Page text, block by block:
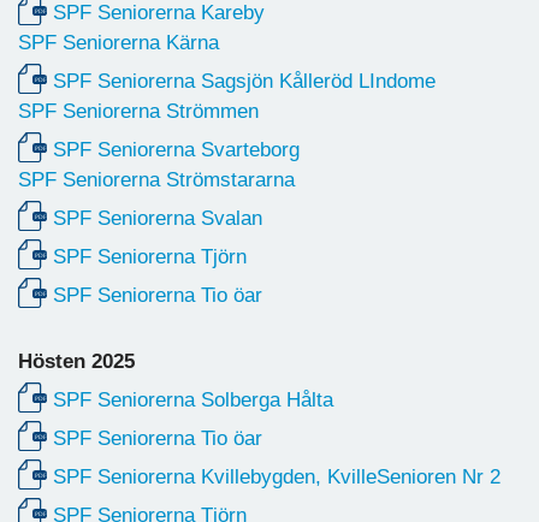
SPF Seniorerna Kareby
SPF Seniorerna Kärna
SPF Seniorerna Sagsjön Kålleröd LIndome
SPF Seniorerna Strömmen
SPF Seniorerna Svarteborg
SPF Seniorerna Strömstararna
SPF Seniorerna Svalan
SPF Seniorerna Tjörn
SPF Seniorerna Tio öar
Hösten 2025
SPF Seniorerna Solberga Hålta
SPF Seniorerna Tio öar
SPF Seniorerna Kvillebygden, KvilleSenioren Nr 2
SPF Seniorerna Tjörn